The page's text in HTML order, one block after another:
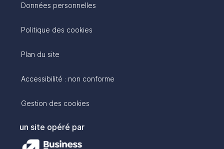
Données personnelles
Politique des cookies
Plan du site
Accessibilité : non conforme
Gestion des cookies
un site opéré par